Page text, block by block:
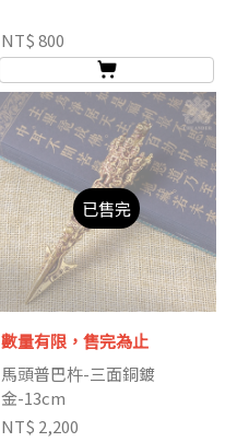
NT$ 800
已售完
數量有限，售完為止
馬頭普巴杵-三面銅鍍
金-13cm
NT$ 2,200